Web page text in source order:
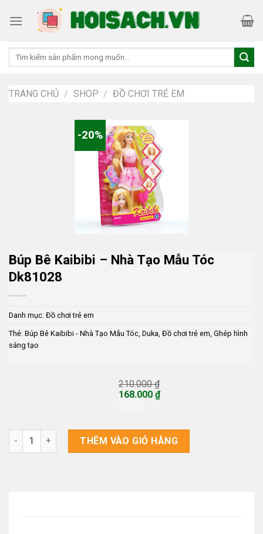
Tìm
TRANG CHỦ / SHOP / ĐỒ CHƠI TRẺ EM
-20%
Búp Bê Kaibibi – Nhà Tạo Mẫu Tóc
Dk81028
Danh mục: Đồ chơi trẻ em
Thẻ: Búp Bê Kaibibi - Nhà Tạo Mẫu Tóc, Duka, Đồ chơi trẻ em, Ghép hình
sáng tạo
210.000₫
Giá
168.000 ₫
là:
168.000 ₫.
Búp Bê Kaibibi - Nhà Tạo Mẫu Tóc DK81028 số lượng
THÊM VÀO GIỎ HÀNG